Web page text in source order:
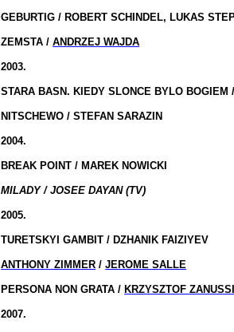
GEBURTIG / ROBERT SCHINDEL, LUKAS
ZEMSTA /ANDRZEJ WAJDA
2003.
STARA BASN. KIEDY SLONCE BYLO BOGIEM
NITSCHEWO / STEFAN SARAZIN
2004.
BREAK POINT / MAREK NOWICKI
MILADY / JOSEE DAYAN (TV)
2005.
TURETSKYI GAMBIT / DZHANIK FAIZIYEV
ANTHONY ZIMMER /JEROME SALLE
PERSONA NON GRATA / KRZYSZTOF
2007.